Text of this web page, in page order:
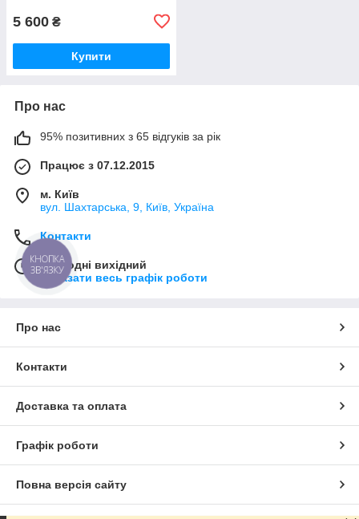
5 600 ₴
Купити
Про нас
95% позитивних з 65 відгуків за рік
Працює з 07.12.2015
м. Київ
вул. Шахтарська, 9, Київ, Україна
Контакти
Сьогодні вихідний
Показати весь графік роботи
Про нас
Контакти
Доставка та оплата
Графік роботи
Повна версія сайту
КНОПКА
ЗВ'ЯЗКУ